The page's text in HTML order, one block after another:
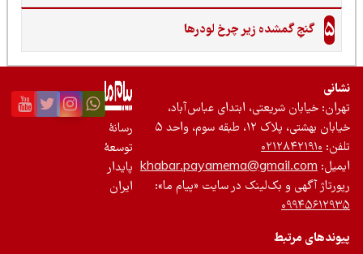
گنجِ گمشده زیر چرخ لودرها
خیابان شریعتی، ابتدای عباس‌آباد،
بهشتی، پلاک ۱۲، طبقه سوم، واحد ۵
۰۲۱۲۸۴۲۱۹۱۰
khabar.payamema@gmail.com
آگهی و بک‌لینک در سایت «پیام ما»:
مرتبط
رسانۀ
توسعۀ
پایدار
ایران